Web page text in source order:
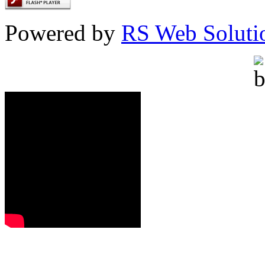
Powered by RS Web